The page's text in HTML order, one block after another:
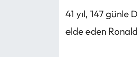
41 yıl, 147 günle
elde eden